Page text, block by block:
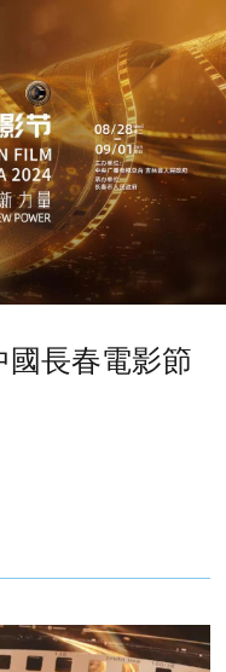
國長春電影節